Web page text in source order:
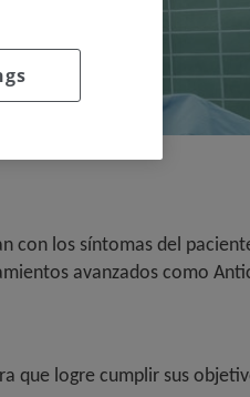
con los síntomas del
avanzados como
que logre cumplir sus